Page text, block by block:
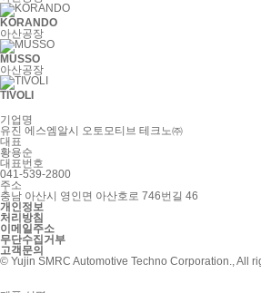
KORANDO
아산공장
MUSSO
아산공장
TIVOLI
기업명
유진 에스엠알시 오토모티브 테크노㈜
대표
황용순
대표번호
041-539-2800
주소
충남 아산시 영인면 아산호로 746번길 46
개인정보
처리방침
이메일주소
무단수집거부
고객문의
© Yujin SMRC Automotive Techno Corporation., All